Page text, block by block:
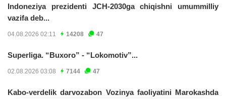
Indoneziya prezidenti JCH-2030ga chiqishni umummilliy
vazifa deb...
04.08.2026 02:11 14208 47
Superliga. “Buxoro” - “Lokomotiv”...
02.08.2026 03:08 7144 47
Kabo-verdelik darvozabon Vozinya faoliyatini Marokashda